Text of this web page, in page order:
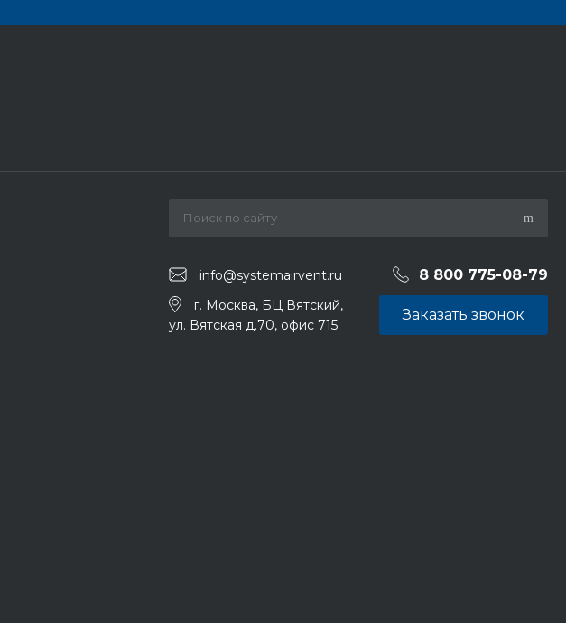
info@systemairvent.ru 8 800 775-08-79
г. Москва, БЦ Вятский,
ул. Вятская д.70, офис 715
Заказать звонок